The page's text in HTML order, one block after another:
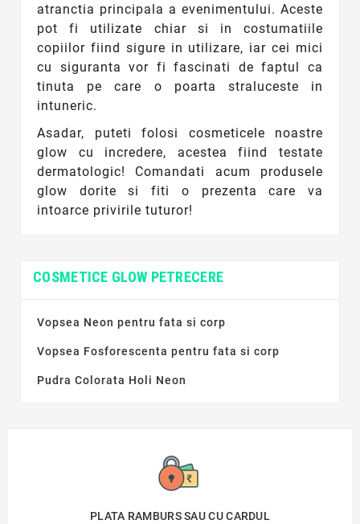
atranctia principala a evenimentului. Aceste
pot fi utilizate chiar si in costumatiile
copiilor fiind sigure in utilizare, iar cei mici
cu siguranta vor fi fascinati de faptul ca
tinuta pe care o poarta straluceste in
intuneric.
Asadar, puteti folosi cosmeticele noastre
glow cu incredere, acestea fiind testate
dermatologic! Comandati acum produsele
glow dorite si fiti o prezenta care va
intoarce privirile tuturor!
COSMETICE GLOW PETRECERE
Vopsea Neon pentru fata si corp
Vopsea Fosforescenta pentru fata si corp
Pudra Colorata Holi Neon
PLATA RAMBURS SAU CU CARDUL